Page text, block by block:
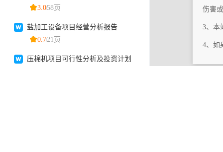
伤害
3、本
4、如